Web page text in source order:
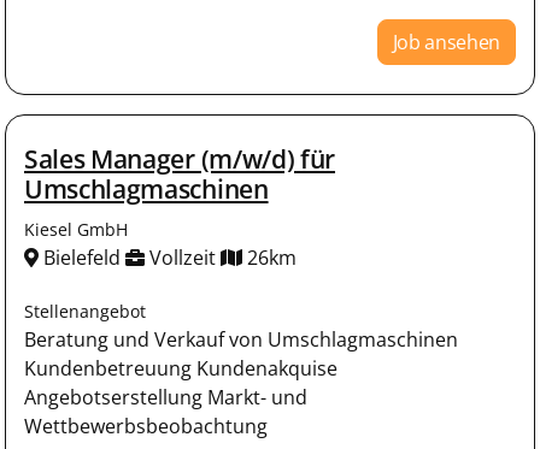
Job ansehen
Sales Manager (m/w/d) für
Umschlagmaschinen
Kiesel GmbH
Bielefeld Vollzeit 26km
Stellenangebot
Beratung und Verkauf von Umschlagmaschinen
Kundenbetreuung Kundenakquise
Angebotserstellung Markt- und
Wettbewerbsbeobachtung